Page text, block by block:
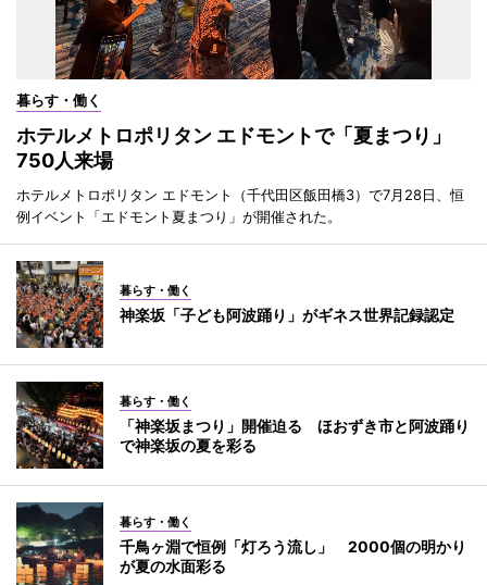
暮らす・働く
ホテルメトロポリタン エドモントで「夏まつり」
750人来場
ホテルメトロポリタン エドモント（千代田区飯田橋3）で7月28日、恒
例イベント「エドモント夏まつり」が開催された。
暮らす・働く
神楽坂「子ども阿波踊り」がギネス世界記録認定
暮らす・働く
「神楽坂まつり」開催迫る ほおずき市と阿波踊り
で神楽坂の夏を彩る
暮らす・働く
千鳥ヶ淵で恒例「灯ろう流し」 2000個の明かり
が夏の水面彩る